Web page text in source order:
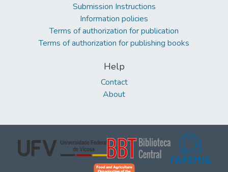
Submission Instructions
Information policies
Terms of authorization for publication
Terms of authorization for publishing books
Help
Contact
About